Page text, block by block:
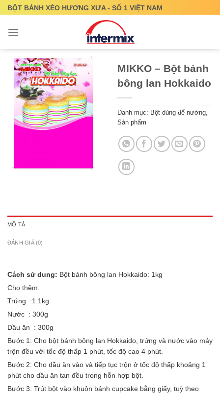
Skip
content
BỘT BÁNH XÈO HƯƠNG XƯA - SỐ 1 VIỆT NAM
MIKKO – Bột bánh
bông lan Hokkaido
Danh mục: Bột dùng để nướng
Sản phẩm
MÔ TẢ
ĐÁNH GIÁ (0)
Cách sử dung: Bột bánh bông lan Hokkaido: 1kg
Cho thêm:
Trứng :1.1kg
Nước : 300g
Dầu ăn : 300g
Bước 1: Cho bột bánh bông lan Hokkaido, trứng và nước vào máy
trộn đều với tốc độ thấp 1 phút, tốc độ cao 4 phút.
Bước 2: Cho dầu ăn vào và tiếp tục trộn ở tốc độ thấp khoảng 1
phút cho dầu ăn tan đều trong hỗn hợp bột.
Bước 3: Trút bột vào khuôn bánh cupcake bằng giấy, tuỳ theo